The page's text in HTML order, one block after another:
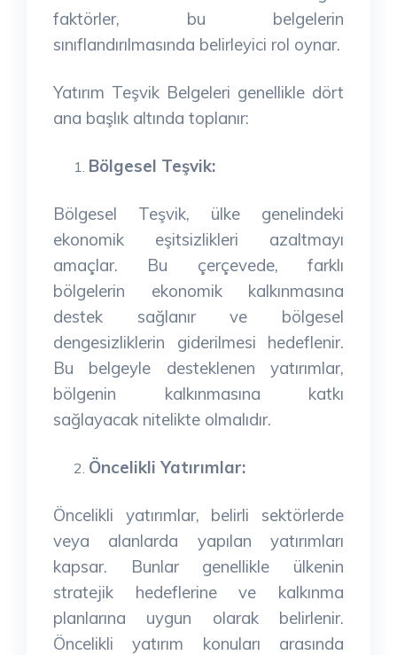
faktörler, bu belgelerin
sınıflandırılmasında belirleyici rol oynar.
Yatırım Teşvik Belgeleri genellikle dört
ana başlık altında toplanır:
Bölgesel Teşvik:
Bölgesel Teşvik, ülke genelindeki
ekonomik eşitsizlikleri azaltmayı
amaçlar. Bu çerçevede, farklı
bölgelerin ekonomik kalkınmasına
destek sağlanır ve bölgesel
dengesizliklerin giderilmesi hedeflenir.
Bu belgeyle desteklenen yatırımlar,
bölgenin kalkınmasına katkı
sağlayacak nitelikte olmalıdır.
Öncelikli Yatırımlar:
Öncelikli yatırımlar, belirli sektörlerde
veya alanlarda yapılan yatırımları
kapsar. Bunlar genellikle ülkenin
stratejik hedeflerine ve kalkınma
planlarına uygun olarak belirlenir.
Öncelikli yatırım konuları arasında